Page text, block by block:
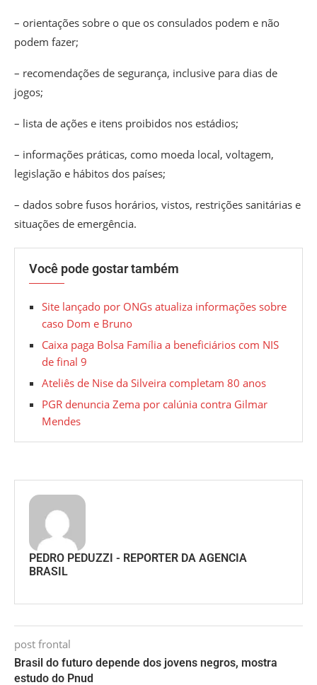
– orientações sobre o que os consulados podem e não
podem fazer;
– recomendações de segurança, inclusive para dias de
jogos;
– lista de ações e itens proibidos nos estádios;
– informações práticas, como moeda local, voltagem,
legislação e hábitos dos países;
– dados sobre fusos horários, vistos, restrições sanitárias e
situações de emergência.
Você pode gostar também
Site lançado por ONGs atualiza informações sobre
caso Dom e Bruno
Caixa paga Bolsa Família a beneficiários com NIS
de final 9
Ateliês de Nise da Silveira completam 80 anos
PGR denuncia Zema por calúnia contra Gilmar
Mendes
PEDRO PEDUZZI - REPORTER DA AGENCIA
BRASIL
post frontal
Brasil do futuro depende dos jovens negros, mostra
estudo do Pnud